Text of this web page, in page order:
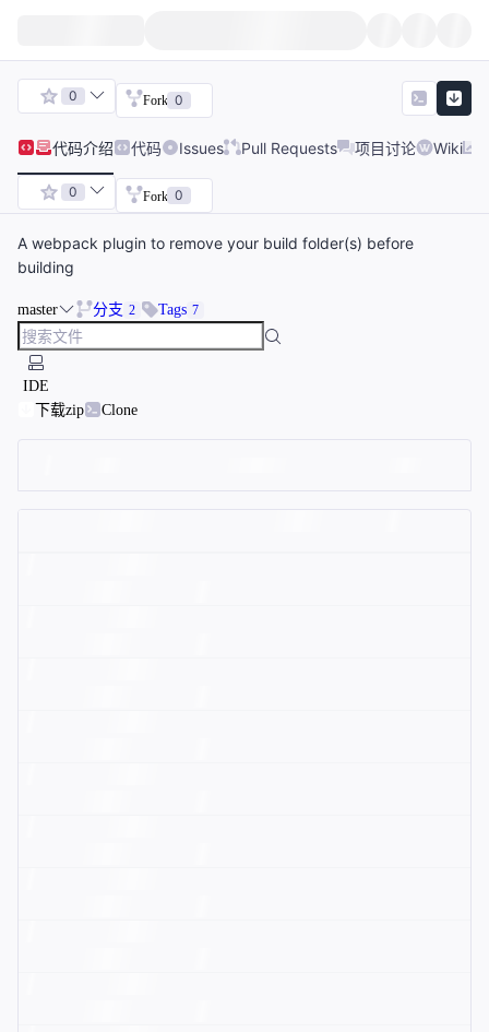
0 Fork 0
代码介绍 代码 Issues Pull Requests 项目讨论 Wiki
0 Fork 0
A webpack plugin to remove your build folder(s) before
building
master 分支 2 Tags 7
IDE
下载zip
Clone